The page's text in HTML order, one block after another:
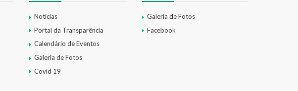
Notícias
Portal da Transparência
Calendário de Eventos
Galeria de Fotos
Covid 19
Galeria de Fotos
Facebook